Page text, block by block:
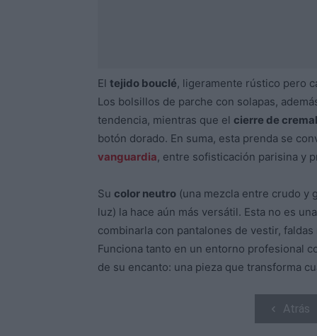
El tejido bouclé, ligeramente rústico pero
Los bolsillos de parche con solapas,
tendencia, mientras que el cierre de
botón dorado. En suma, esta prenda se
vanguardia, entre sofisticación parisina y
Su color neutro (una mezcla entre crudo y
luz) la hace aún más versátil. Esta no es
combinarla con pantalones de vestir,
Funciona tanto en un entorno profesional
de su encanto: una pieza que transforma
Atrás